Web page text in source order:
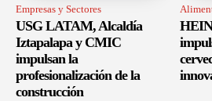
Empresas y Sectores
USG LATAM, Alcaldía
Iztapalapa y CMIC
impulsan la
profesionalización de la
construcción